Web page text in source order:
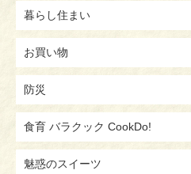
暮らし住まい
お買い物
防災
食育 バラクック CookDo!
魅惑のスイーツ